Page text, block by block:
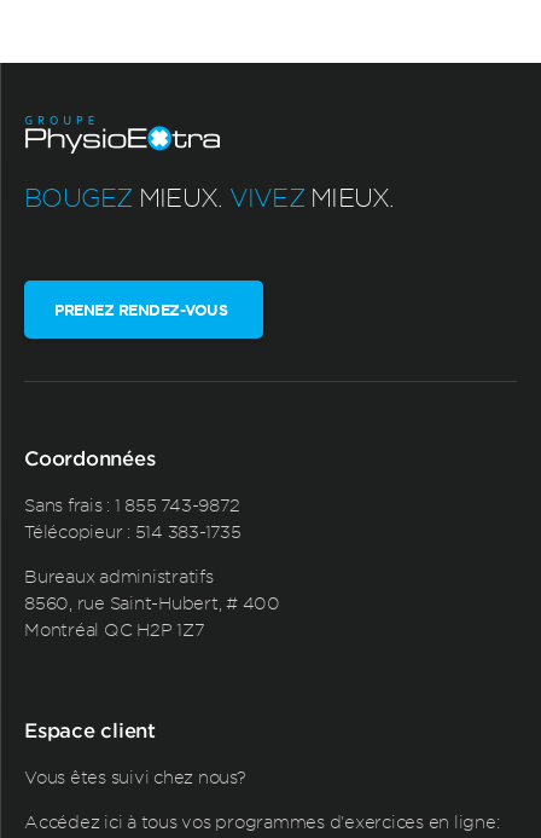
BOUGEZ MIEUX. VIVEZ MIEUX.
PRENEZ RENDEZ-VOUS
Coordonnées
Sans frais : 1 855 743-9872
Télécopieur : 514 383-1735
Bureaux administratifs
8560, rue Saint-Hubert, # 400
Montréal QC H2P 1Z7
Espace client
Vous êtes suivi chez nous?
Accédez ici à tous vos programmes d'exercices en ligne: